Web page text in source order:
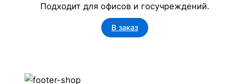
Подходит для офисов и госучреждений.
В заказ